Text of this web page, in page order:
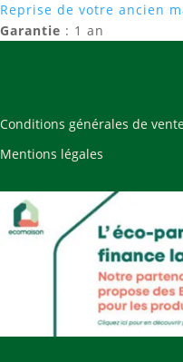
Reprise de votre ancien
Garantie : 1 an
Conditions générales de
Mentions légales